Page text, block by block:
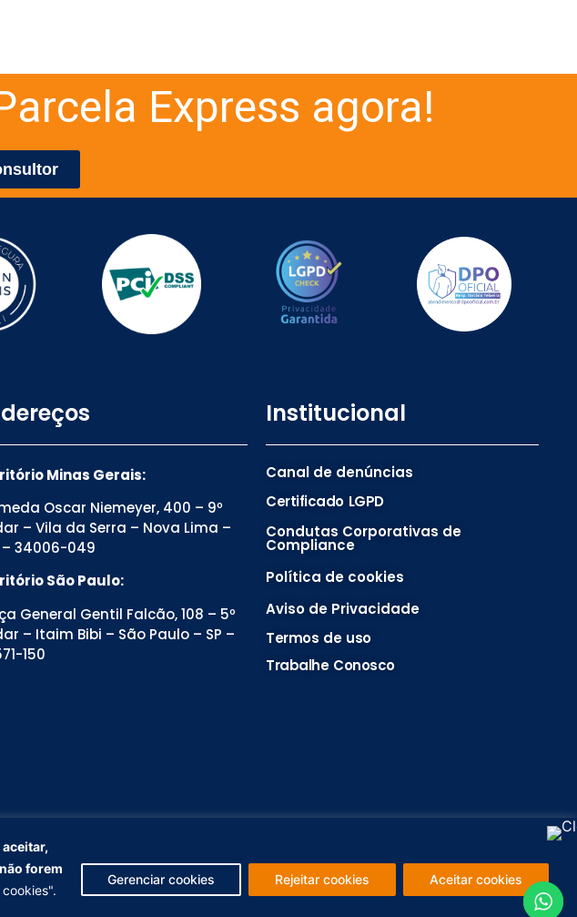
aceitar,
forem
Gerenciar cookies Rejeitar cookies Aceitar cookies
Express agora!
Minas Gerais:
Oscar Niemeyer, 400 – 9º
– Vila da Serra – Nova Lima –
– 34006-049
São Paulo:
General Gentil Falcão, 108 – 5º
– Itaim Bibi – São Paulo – SP –
150
Institucional
Canal de denúncias
Certificado LGPD
Condutas Corporativas de
Compliance
Política de cookies
Aviso de Privacidade
Termos de uso
Trabalhe Conosco
Aceitar cookies Rejeitar cookies Gerenciar cookies Close GDPR